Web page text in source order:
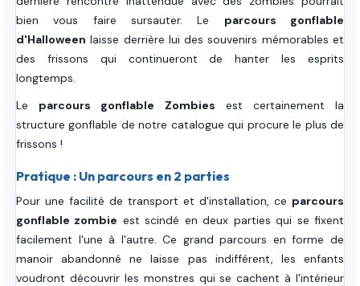
bien vous faire sursauter. Le parcours gonflable
d'Halloween laisse derrière lui des souvenirs mémorables et
des frissons qui continueront de hanter les esprits
longtemps.
Le parcours gonflable Zombies est certainement la
structure gonflable de notre catalogue qui procure le plus de
frissons !
Pratique : Un parcours en 2 parties
Pour une facilité de transport et d'installation, ce parcours
gonflable zombie est scindé en deux parties qui se fixent
facilement l'une à l'autre. Ce grand parcours en forme de
manoir abandonné ne laisse pas indifférent, les enfants
voudront découvrir les monstres qui se cachent à l'intérieur